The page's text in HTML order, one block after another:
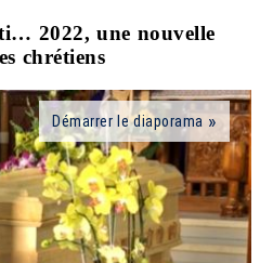
2022, une nouvelle
chrétiens
Démarrer le diaporama